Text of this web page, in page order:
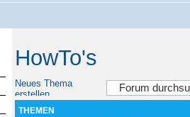
HowTo's
Neues Thema
erstellen
THEMEN